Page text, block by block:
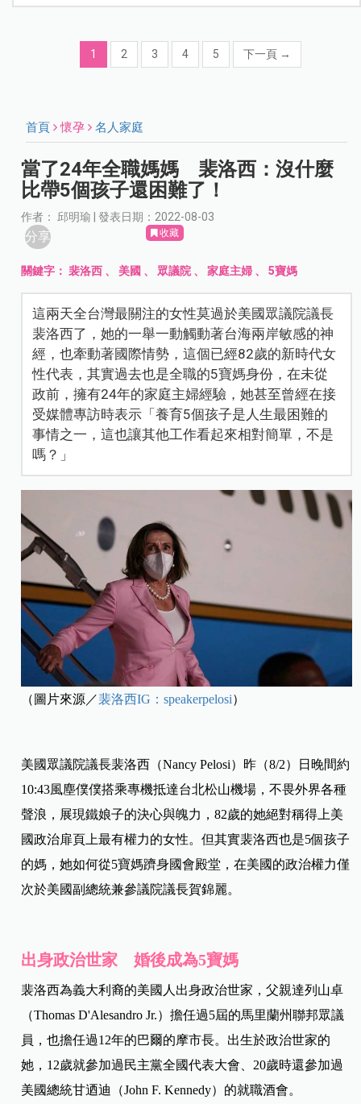
1 2 3 4 5 下一頁 →
首頁 懷孕 名人家庭
當了24年全職媽媽 裴洛西：沒什麼
比帶5個孩子還困難了！
作者： 邱明瑜 | 發表日期：2022-08-03
分享 收藏
關鍵字： 裴洛西 、美國 、 眾議院 、家庭主婦 、5寶媽
這兩天全台灣最關注的女性莫過於美國眾議院議長
裴洛西了，她的一舉一動觸動著台海兩岸敏感的神
經，也牽動著國際情勢，這個已經82歲的新時代女
性代表，其實過去也是全職的5寶媽身份，在未從
政前，擁有24年的家庭主婦經驗，她甚至曾經在接
受媒體專訪時表示「養育5個孩子是人生最困難的
事情之一，這也讓其他工作看起來相對簡單，不是
嗎？」
（圖片來源／裴洛西IG：speakerpelosi）
美國眾議院議長裴洛西（Nancy Pelosi）昨（8/2）日晚間約
10:43風塵僕僕搭乘專機抵達台北松山機場，不畏外界各種
聲浪，展現鐵娘子的決心與魄力，82歲的她絕對稱得上美
國政治扉頁上最有權力的女性。但其實裴洛西也是5個孩子
的媽，她如何從5寶媽躋身國會殿堂，在美國的政治權力僅
次於美國副總統兼參議院議長賀錦麗。
出身政治世家 婚後成為5寶媽
裴洛西為義大利裔的美國人出身政治世家，父親達列山卓
（Thomas D'Alesandro Jr.）擔任過5屆的馬里蘭州聯邦眾議
員，也擔任過12年的巴爾的摩市長。出生於政治世家的
她，12歲就參加過民主黨全國代表大會、20歲時還參加過
美國總統甘迺迪（John F. Kennedy）的就職酒會。